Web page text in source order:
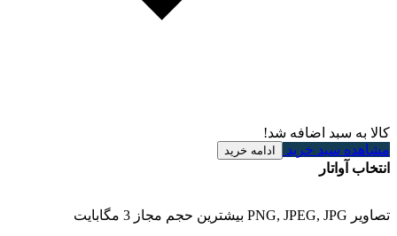
کالا به سبد اضافه شد!
مشاهده سبد خرید
ادامه خرید
انتخاب آواتار
تصاویر PNG, JPEG, JPG بیشترین حجم مجاز 3 مگابایت